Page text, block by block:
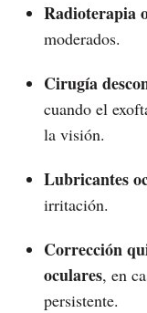
Radioterapia
moderados.
Cirugía
cuando el
la visión.
Lubricantes
irritación.
Corrección
oculares, en
persistente.